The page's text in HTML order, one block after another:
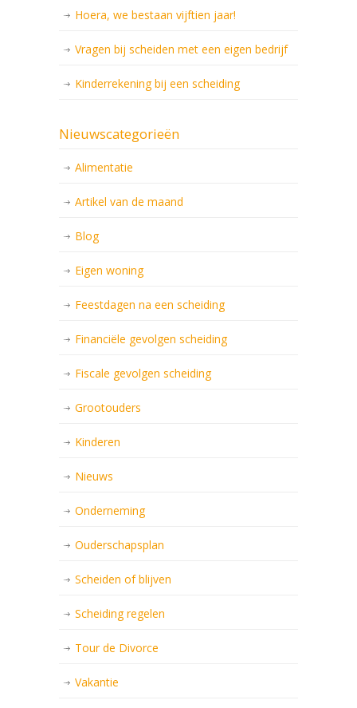
Hoera, we bestaan vijftien jaar!
Vragen bij scheiden met een eigen bedrijf
Kinderrekening bij een scheiding
Nieuwscategorieën
Alimentatie
Artikel van de maand
Blog
Eigen woning
Feestdagen na een scheiding
Financiële gevolgen scheiding
Fiscale gevolgen scheiding
Grootouders
Kinderen
Nieuws
Onderneming
Ouderschapsplan
Scheiden of blijven
Scheiding regelen
Tour de Divorce
Vakantie